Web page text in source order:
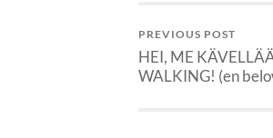
PREVIOUS POST
HEI, ME
WALKING! (en